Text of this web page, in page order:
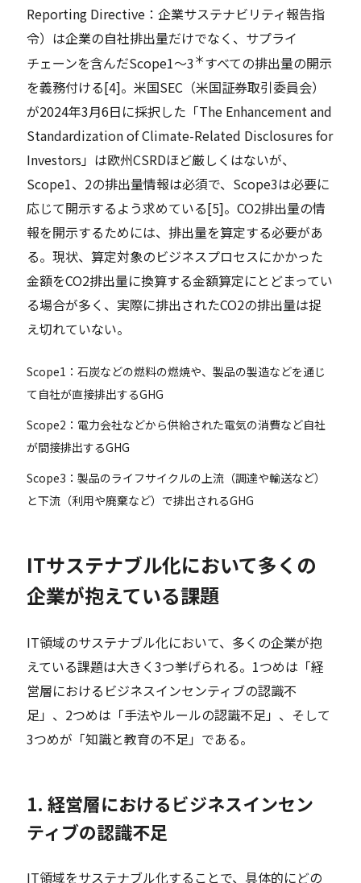
Reporting Directive：企業サステナビリティ報告指
令）は企業の自社排出量だけでなく、サプライ
チェーンを含んだScope1～3＊すべての排出量の開示
を義務付ける[4]。米国SEC（米国証券取引委員会）
が2024年3月6日に採択した「The Enhancement and
Standardization of Climate-Related Disclosures for
Investors」は欧州CSRDほど厳しくはないが、
Scope1、2の排出量情報は必須で、Scope3は必要に
応じて開示するよう求めている[5]。CO2排出量の情
報を開示するためには、排出量を算定する必要があ
る。現状、算定対象のビジネスプロセスにかかった
金額をCO2排出量に換算する金額算定にとどまってい
る場合が多く、実際に排出されたCO2の排出量は捉
え切れていない。
Scope1：石炭などの燃料の燃焼や、製品の製造などを通じ
て自社が直接排出するGHG
Scope2：電力会社などから供給された電気の消費など自社
が間接排出するGHG
Scope3：製品のライフサイクルの上流（調達や輸送など）
と下流（利用や廃棄など）で排出されるGHG
ITサステナブル化において多くの
企業が抱えている課題
IT領域のサステナブル化において、多くの企業が抱
えている課題は大きく3つ挙げられる。1つめは「経
営層におけるビジネスインセンティブの認識不
足」、2つめは「手法やルールの認識不足」、そして
3つめが「知識と教育の不足」である。
1. 経営層におけるビジネスインセン
ティブの認識不足
IT領域をサステナブル化することで、具体的にどの